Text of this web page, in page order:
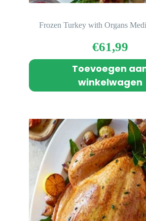
Frozen Turkey with Organs
€61,99
Toevoegen
winkelwagen